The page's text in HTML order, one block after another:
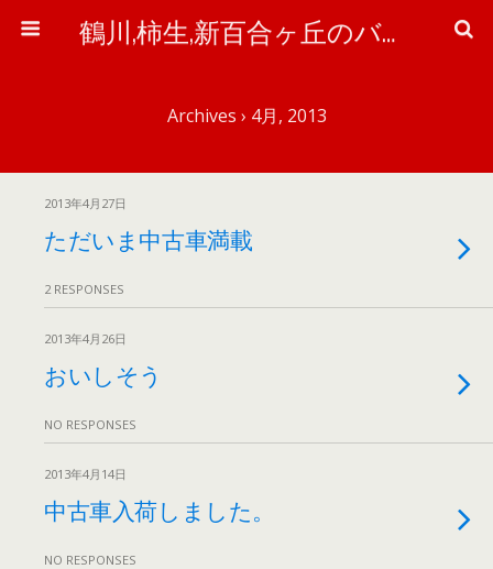
鶴川,柿生,新百合ヶ丘のバイク＆自転車屋さん「ワイズ・ピット」のブログ
Archives › 4月, 2013
2013年4月27日
ただいま中古車満載
2 RESPONSES
2013年4月26日
おいしそう
NO RESPONSES
2013年4月14日
中古車入荷しました。
NO RESPONSES